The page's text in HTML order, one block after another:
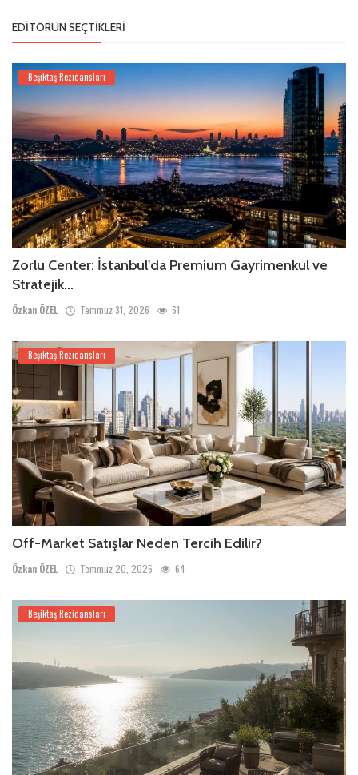
EDITÖRÜN SEÇTIKLERI
Beşiktaş Rezidansları
Zorlu Center: İstanbul'da Premium Gayrimenkul ve
Stratejik...
Özkan ÖZEL Temmuz 31, 2026 61
Beşiktaş Rezidansları
Off-Market Satışlar Neden Tercih Edilir?
Özkan ÖZEL Temmuz 20, 2026 64
Beşiktaş Rezidansları